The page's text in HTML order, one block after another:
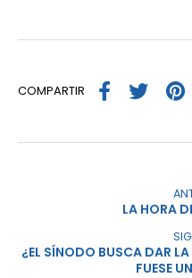
COMPARTIR
LA HORA
¿EL SÍNODO BUSCA DAR
FUESE